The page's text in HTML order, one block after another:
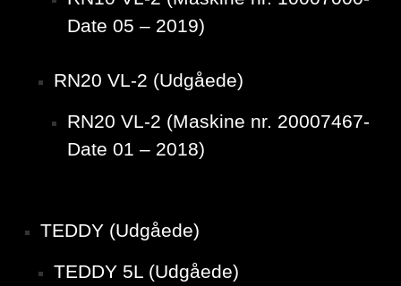
Date 05 – 2019)
RN20 VL-2 (Udgåede)
RN20 VL-2 (Maskine nr. 20007467-
Date 01 – 2018)
TEDDY (Udgåede)
TEDDY 5L (Udgåede)